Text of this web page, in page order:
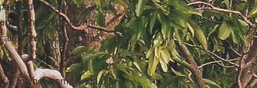
de adaptação às
nos últimos anos
nações, mas
melhoraram, ainda que